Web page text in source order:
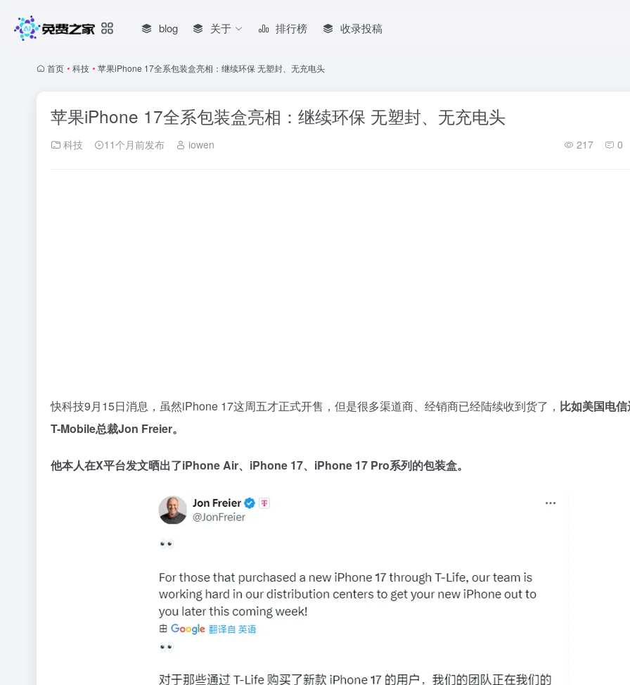
blog 关于 排行榜 收录投稿
首页 • 科技 • 苹果iPhone 17全系包装盒亮相：继续环保 无塑封、无充电头
苹果iPhone 17全系包装盒亮相：继续环保 无塑封、无充电头
科技 11个月前发布 iowen 217 0
快科技9月15日消息，虽然iPhone 17这周五才正式开售，但是很多渠道商、经销商已经陆续收到货了， 比如美国电
T-Mobile总裁Jon Freier。
他本人在X平台发文晒出了iPhone Air、iPhone 17、iPhone 17 Pro系列的包装盒。